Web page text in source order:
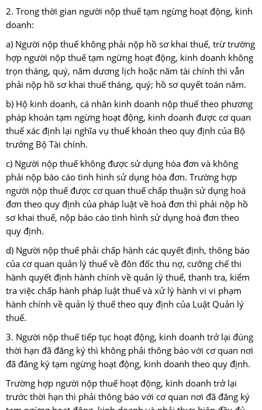
2. Trong thời gian người nộp thuế tạm ngừng hoạt động, kinh
doanh:
a) Người nộp thuế không phải nộp hồ sơ khai thuế, trừ trường
hợp người nộp thuế tạm ngừng hoạt động, kinh doanh không
trọn tháng, quý, năm dương lịch hoặc năm tài chính thì vẫn
phải nộp hồ sơ khai thuế tháng, quý; hồ sơ quyết toán năm.
b) Hộ kinh doanh, cá nhân kinh doanh nộp thuế theo phương
pháp khoán tạm ngừng hoạt động, kinh doanh được cơ quan
thuế xác định lại nghĩa vụ thuế khoán theo quy định của Bộ
trưởng Bộ Tài chính.
c) Người nộp thuế không được sử dụng hóa đơn và không
phải nộp báo cáo tình hình sử dụng hóa đơn. Trường hợp
người nộp thuế được cơ quan thuế chấp thuận sử dụng hoá
đơn theo quy định của pháp luật về hoá đơn thì phải nộp hồ
sơ khai thuế, nộp báo cáo tình hình sử dụng hoá đơn theo
quy định.
d) Người nộp thuế phải chấp hành các quyết định, thông báo
của cơ quan quản lý thuế về đôn đốc thu nợ, cưỡng chế thi
hành quyết định hành chính về quản lý thuế, thanh tra, kiểm
tra việc chấp hành pháp luật thuế và xử lý hành vi vi phạm
hành chính về quản lý thuế theo quy định của Luật Quản lý
thuế.
3. Người nộp thuế tiếp tục hoạt động, kinh doanh trở lại đúng
thời hạn đã đăng ký thì không phải thông báo với cơ quan nơi
đã đăng ký tạm ngừng hoạt động, kinh doanh theo quy định.
Trường hợp người nộp thuế hoạt động, kinh doanh trở lại
trước thời hạn thì phải thông báo với cơ quan nơi đã đăng ký